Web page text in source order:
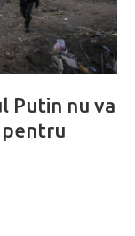
Putin nu va
pentru